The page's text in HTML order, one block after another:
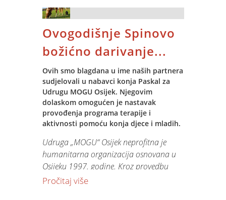
Spinovca. Poklona, radosti, pjesme i
igre nije nedostajalo!
Ho ho ho do slijedećeg susreta!
Ovogodišnje Spinovo
božićno darivanje...
Ovih smo blagdana u ime naših partnera
sudjelovali u nabavci konja Paskal za
Udrugu MOGU Osijek. Njegovim
dolaskom omogućen je nastavak
provođenja programa terapije i
aktivnosti pomoću konja djece i mladih.
Udruga „MOGU“ Osijek neprofitna je
humanitarna organizacija osnovana u
Osijeku 1997. godine. Kroz provedbu
programa terapija i aktivnosti pomoću
Pročitaj više